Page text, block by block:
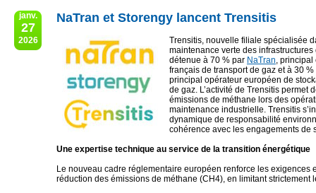
janv.
27
2026
NaTran et Storengy lancent Trensitis
Trensitis, nouvelle filiale spécialisée
maintenance verte des infrastructures
détenue à 70 % par NaTran, principal
français de transport de gaz et à 30
principal opérateur européen de
de gaz. L’activité de Trensitis permet
émissions de méthane lors des
maintenance industrielle. Trensitis
dynamique de responsabilité
cohérence avec les engagements de
Une expertise technique au service de la transition énergétique
Le nouveau cadre réglementaire européen renforce les exigences
réduction des émissions de méthane (CH4), en limitant strictement